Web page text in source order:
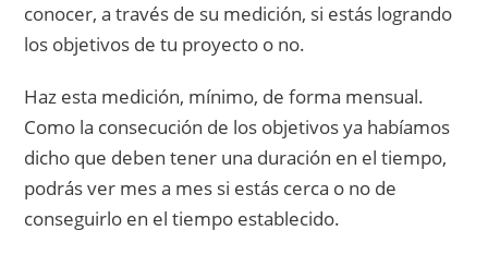
conocer, a través de su medición, si estás logrando
los objetivos de tu proyecto o no.
Haz esta medición, mínimo, de forma mensual.
Como la consecución de los objetivos ya habíamos
dicho que deben tener una duración en el tiempo,
podrás ver mes a mes si estás cerca o no de
conseguirlo en el tiempo establecido.